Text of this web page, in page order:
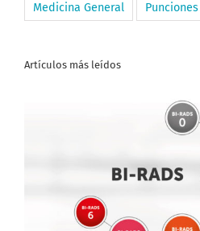
Medicina General Punciones
Artículos más leídos